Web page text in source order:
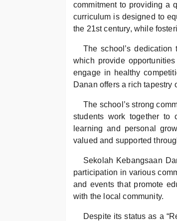
commitment to providing a
curriculum is designed to
the 21st century, while
The school’s
which provide
engage in healthy
Danan offers a rich tapestry
The school’s strong
students work together to
learning and personal
valued and supported
Sekolah Kebangsaan
participation in various
and events that promote
with the local community.
Despite its status as a